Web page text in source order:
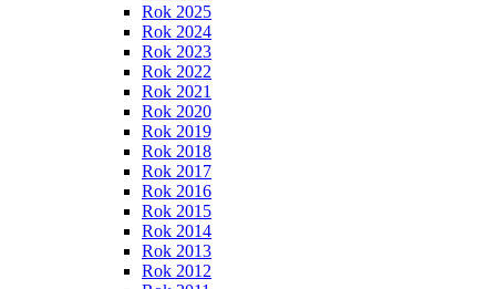
Rok 2025
Rok 2024
Rok 2023
Rok 2022
Rok 2021
Rok 2020
Rok 2019
Rok 2018
Rok 2017
Rok 2016
Rok 2015
Rok 2014
Rok 2013
Rok 2012